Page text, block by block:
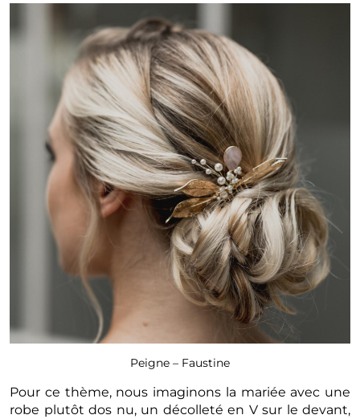
Peigne – Faustine
Pour ce thème, nous imaginons la mariée avec une
robe plutôt dos nu, un décolleté en V sur le devant,